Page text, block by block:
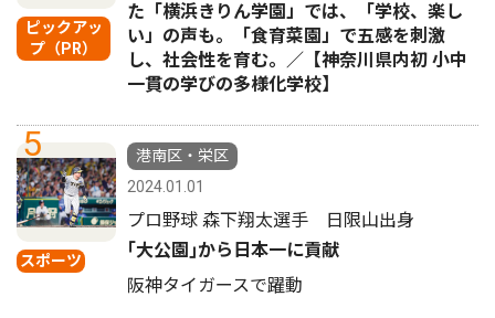
ピックアッ
プ（PR）
た「横浜きりん学園」では、「学校、楽し
い」の声も。「食育菜園」で五感を刺激
し、社会性を育む。／【神奈川県内初 小中
一貫の学びの多様化学校】
5
スポーツ
港南区・栄区
2024.01.01
プロ野球 森下翔太選手 日限山出身
｢大公園｣から日本一に貢献
阪神タイガースで躍動